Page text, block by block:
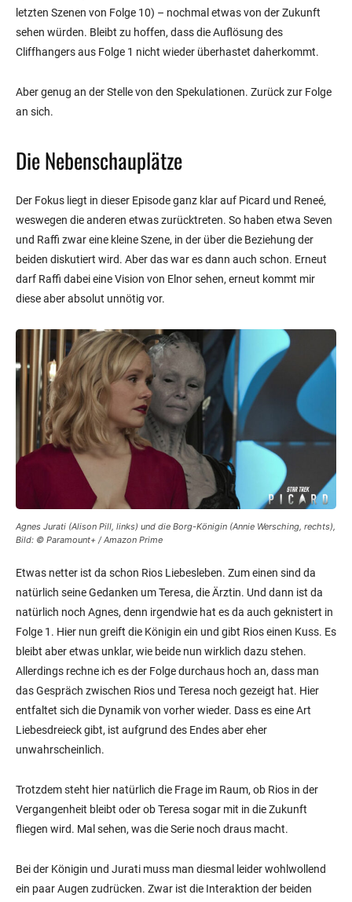
letzten Szenen von Folge 10) – nochmal etwas von der Zukunft
sehen würden. Bleibt zu hoffen, dass die Auflösung des
Cliffhangers aus Folge 1 nicht wieder überhastet daherkommt.
Aber genug an der Stelle von den Spekulationen. Zurück zur Folge
an sich.
Die Nebenschauplätze
Der Fokus liegt in dieser Episode ganz klar auf Picard und Reneé,
weswegen die anderen etwas zurücktreten. So haben etwa Seven
und Raffi zwar eine kleine Szene, in der über die Beziehung der
beiden diskutiert wird. Aber das war es dann auch schon. Erneut
darf Raffi dabei eine Vision von Elnor sehen, erneut kommt mir
diese aber absolut unnötig vor.
Agnes Jurati (Alison Pill, links) und die Borg-Königin (Annie Wersching, rechts),
Bild: © Paramount+ / Amazon Prime
Etwas netter ist da schon Rios Liebesleben. Zum einen sind da
natürlich seine Gedanken um Teresa, die Ärztin. Und dann ist da
natürlich noch Agnes, denn irgendwie hat es da auch geknistert in
Folge 1. Hier nun greift die Königin ein und gibt Rios einen Kuss. Es
bleibt aber etwas unklar, wie beide nun wirklich dazu stehen.
Allerdings rechne ich es der Folge durchaus hoch an, dass man
das Gespräch zwischen Rios und Teresa noch gezeigt hat. Hier
entfaltet sich die Dynamik von vorher wieder. Dass es eine Art
Liebesdreieck gibt, ist aufgrund des Endes aber eher
unwahrscheinlich.
Trotzdem steht hier natürlich die Frage im Raum, ob Rios in der
Vergangenheit bleibt oder ob Teresa sogar mit in die Zukunft
fliegen wird. Mal sehen, was die Serie noch draus macht.
Bei der Königin und Jurati muss man diesmal leider wohlwollend
ein paar Augen zudrücken. Zwar ist die Interaktion der beiden